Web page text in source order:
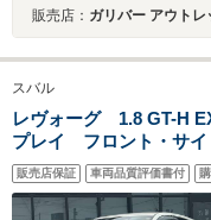
販売店： ガリバー アウト
スバル
レヴォーグ 1.8 GT-H
プレイ フロント・サ
クドア ドラレコ アダ
ル パドルシフト MT
ーター フルセグTV
販売店保証 車両品質評価書付